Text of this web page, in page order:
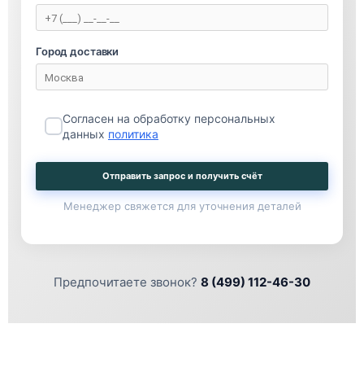
Город доставки
Согласен на обработку персональных
данных политика
Отправить запрос и получить счёт
Менеджер свяжется для уточнения деталей
Предпочитаете звонок? 8 (499) 112-46-30